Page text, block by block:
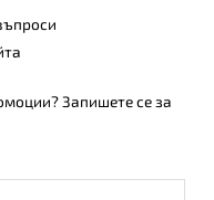
Запишете се за